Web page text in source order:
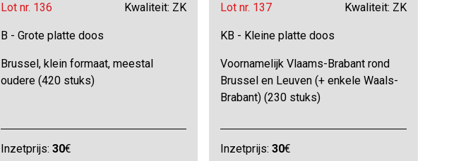
Lot nr. 136 Kwaliteit: ZK
B - Grote platte doos
Brussel, klein formaat, meestal
oudere (420 stuks)
Inzetprijs: 30€
Lot nr. 137 Kwaliteit: ZK
KB - Kleine platte doos
Voornamelijk Vlaams-Brabant rond
Brussel en Leuven (+ enkele Waals-
Brabant) (230 stuks)
Inzetprijs:30€